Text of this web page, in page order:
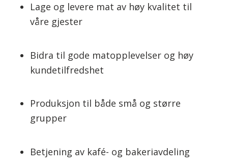
Lage og levere mat av høy kvalitet til
våre gjester
Bidra til gode matopplevelser og høy
kundetilfredshet
Produksjon til både små og større
grupper
Betjening av kafé- og bakeriavdeling